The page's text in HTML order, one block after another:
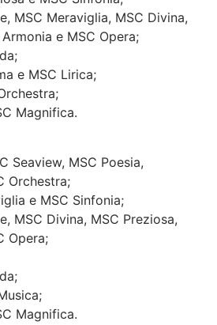
MSC Meraviglia, MSC Divina,
e MSC Opera;
e MSC Lirica;
Magnifica.
Seaview, MSC Poesia,
Orchestra;
e MSC Sinfonia;
MSC Divina, MSC Preziosa,
Opera;
Magnifica.